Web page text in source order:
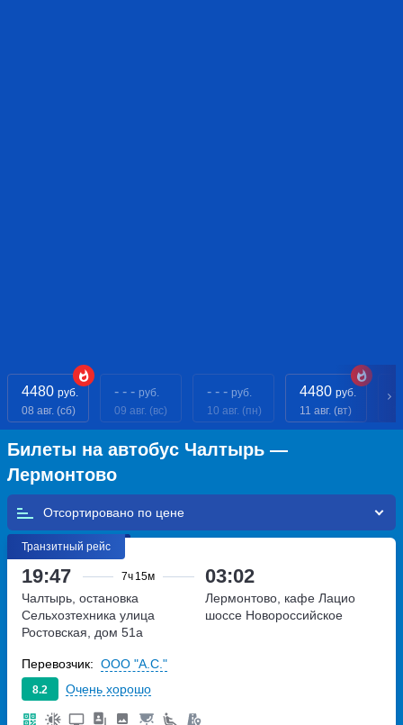
4480 руб.
08 авг. (сб)
- - - руб.
09 авг. (вс)
- - - руб.
10 авг. (пн)
4480 руб.
11 авг. (вт)
Билеты на автобус Чалтырь —
Лермонтово
Отсортировано по
Транзитный рейс
19:47 7ч 15м 03:02
Чалтырь, остановка
Сельхозтехника улица
Ростовская, дом 51а
Лермонтово, кафе Лацио
шоссе Новороссийское
8.2 Очень хорошо
Перевозчик: ООО "А.С."